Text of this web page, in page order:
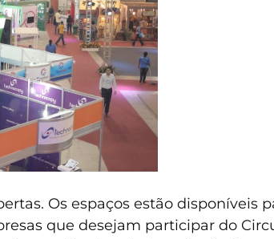
Os espaços estão disponíveis
que desejam participar do